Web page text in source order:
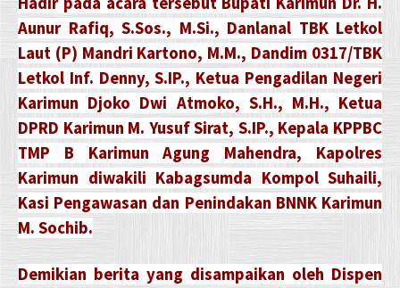
Aunur Rafiq, S.Sos., M.Si., Danlanal TBK Letkol
Laut (P) Mandri Kartono, M.M., Dandim 0317/TBK
Letkol Inf. Denny, S.IP., Ketua Pengadilan Negeri
Karimun Djoko Dwi Atmoko, S.H., M.H., Ketua
DPRD Karimun M. Yusuf Sirat, S.IP., Kepala KPPBC
TMP B Karimun Agung Mahendra, Kapolres
Karimun diwakili Kabagsumda Kompol Suhaili,
Kasi Pengawasan dan Penindakan BNNK Karimun
M. Sochib.
Demikian berita yang disampaikan oleh Dispen